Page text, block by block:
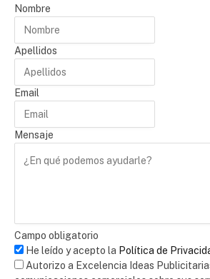
Nombre
Apellidos
Email
Mensaje
Campo obligatorio
He leído y acepto la Política de
Autorizo a Excelencia Ideas